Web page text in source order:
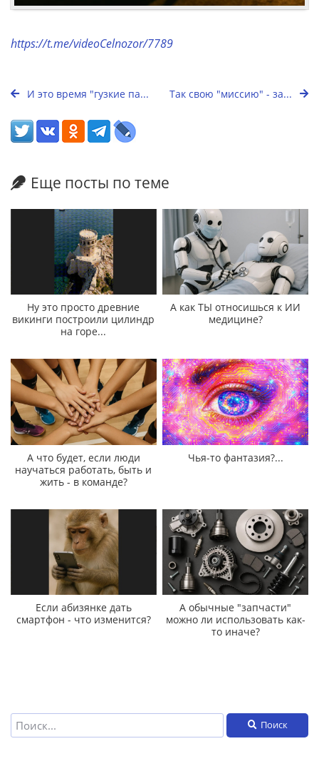
https://t.me/videoCelnozor/7789
И это время "гузкие па... Так свою "миссию" - за...
Еще посты по теме
Ну это просто древние
викинги построили цилиндр
на горе...
А как ТЫ относишься к ИИ
медицине?
А что будет, если люди
научаться работать, быть и
жить - в команде?
Чья-то фантазия?...
Если абизянке дать
смартфон - что изменится?
А обычные "запчасти"
можно ли использовать как-
то иначе?
Поиск